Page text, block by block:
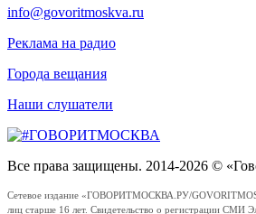
info@govoritmoskva.ru
Реклама на радио
Города вещания
Наши слушатели
Все права защищены. 2014-2026 ©
Сетевое издание «ГОВОРИТМОСКВА.РУ/
лиц старше 16 лет. Свидетельство о регистрации СМИ